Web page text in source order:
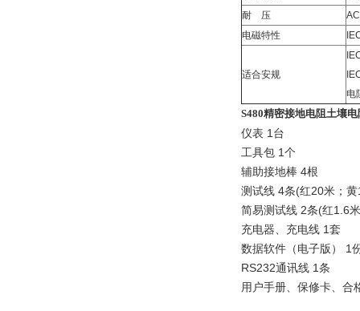
耐 压
电磁特性
适合安规
电
S480精密接地电阻土壤
仪表 1台
工具包 1个
辅助接地棒 4根
测试线 4条(红20米；
简易测试线 2条(红1.6
充电器、充电线 1套
数据软件（电子版） 1
RS232通讯线 1条
用户手册、保修卡、合